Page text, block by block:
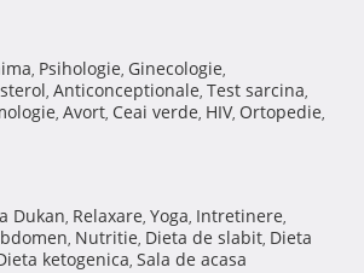
, Psihologie, Ginecologie,
, Anticonceptionale, Test sarcina,
, Avort, Ceai verde, HIV, Ortopedie,
Dukan, Relaxare, Yoga, Intretinere,
, Nutritie, Dieta de slabit, Dieta
ketogenica, Sala de acasa